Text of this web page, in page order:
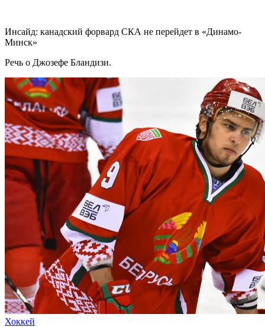
Инсайд: канадский форвард СКА не перейдет в «Динамо-
Минск»
Речь о Джозефе Бландизи.
Хоккей